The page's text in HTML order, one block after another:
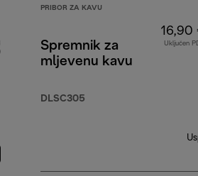
PRIBOR ZA KAVU
Spremnik za
mljevenu kavu
DLSC305
16,90
Uključen